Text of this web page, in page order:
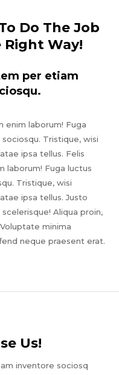
Do The Job
Right Way!
per etiam
enim laborum! Fuga
Tristique, wisi
ipsa tellus. Felis
laborum! Fuga luctus
Tristique, wisi
ipsa tellus. Justo
Aliqua proin,
minima
neque praesent erat.
Us!​
inventore sociosq